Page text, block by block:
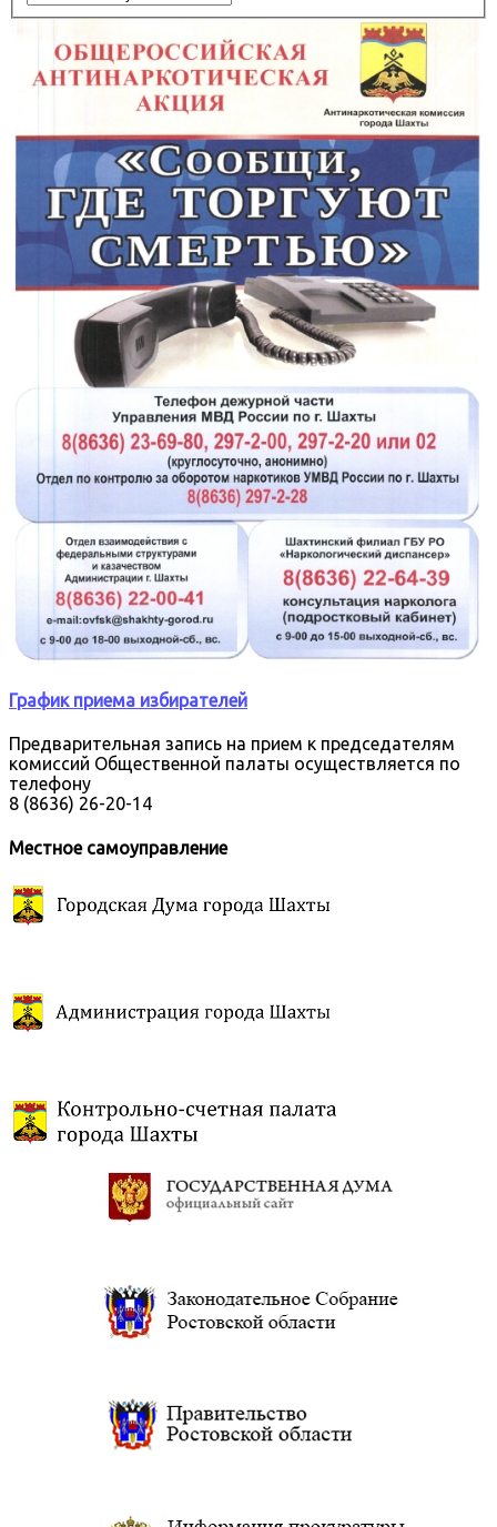
График приема избирателей
Предварительная запись на прием к председателям
комиссий Общественной палаты осуществляется по
телефону
8 (8636) 26-20-14
Местное самоуправление